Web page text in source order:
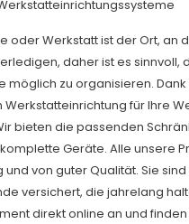
oder Werkstatt ist der Ort, an
daher ist es sinnvoll,
möglich zu organisieren.
für Ihre
bieten die passenden
Geräte. Alle unsere
und von guter Qualität. Sie
versichert, die jahrelang
direkt online an und